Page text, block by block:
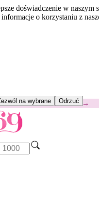
doświadczenie w naszym
o korzystaniu z
na wybrane Odrzuć
TANIEJKod: KLITTY →